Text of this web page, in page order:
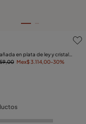
Valoración del cliente
en plata de ley y cristales
Mex$ 3.114,00-30%